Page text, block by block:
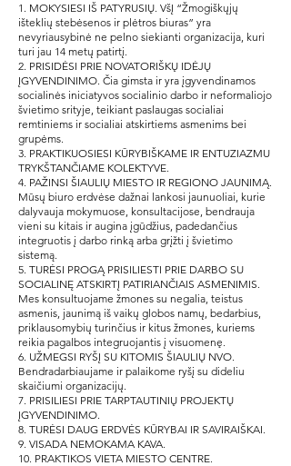
1. MOKYSIESI IŠ PATYRUSIŲ. VšĮ “Žmogiškųjų
išteklių stebėsenos ir plėtros biuras” yra
nevyriausybinė ne pelno siekianti organizacija, kuri
turi jau 14 metų patirtį.
2. PRISIDĖSI PRIE NOVATORIŠKŲ IDĖJŲ
ĮGYVENDINIMO. Čia gimsta ir yra įgyvendinamos
socialinės iniciatyvos socialinio darbo ir neformaliojo
švietimo srityje, teikiant paslaugas socialiai
remtiniems ir socialiai atskirtiems asmenims bei
grupėms.
3. PRAKTIKUOSIESI KŪRYBIŠKAME IR ENTUZIAZMU
TRYKŠTANČIAME KOLEKTYVE.
4. PAŽINSI ŠIAULIŲ MIESTO IR REGIONO JAUNIMĄ.
Mūsų biuro erdvėse dažnai lankosi jaunuoliai, kurie
dalyvauja mokymuose, konsultacijose, bendrauja
vieni su kitais ir augina įgūdžius, padedančius
integruotis į darbo rinką arba grįžti į švietimo
sistemą.
5. TURĖSI PROGĄ PRISILIESTI PRIE DARBO SU
SOCIALINĘ ATSKIRTĮ PATIRIANČIAIS ASMENIMIS.
Mes konsultuojame žmones su negalia, teistus
asmenis, jaunimą iš vaikų globos namų, bedarbius,
priklausomybių turinčius ir kitus žmones, kuriems
reikia pagalbos integruojantis į visuomenę.
6. UŽMEGSI RYŠĮ SU KITOMIS ŠIAULIŲ NVO.
Bendradarbiaujame ir palaikome ryšį su dideliu
skaičiumi organizacijų.
7. PRISILIESI PRIE TARPTAUTINIŲ PROJEKTŲ
ĮGYVENDINIMO.
8. TURĖSI DAUG ERDVĖS KŪRYBAI IR SAVIRAIŠKAI.
9. VISADA NEMOKAMA KAVA.
10. PRAKTIKOS VIETA MIESTO CENTRE.